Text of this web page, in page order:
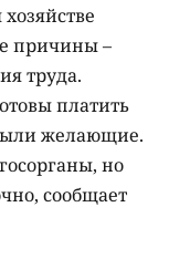
причины –
труда.
платить
желающие.
но
сообщает